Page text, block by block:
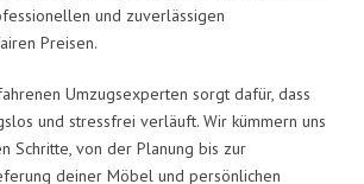
und zuverlässigen
Preisen.
Umzugsexperten sorgt dafür, dass
und stressfrei verläuft. Wir kümmern uns
Schritte, von der Planung bis zur
deiner Möbel und persönlichen